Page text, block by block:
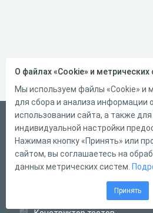
Русский
Справка
Форма обратной связи
О файлах «Cookie» и метрических
Мы используем файлы «Cookie» и
для сбора и анализа информации
использовании сайта, а также
индивидуальной настройки
Нажимая кнопку «Принять» или
сайтом, вы соглашаетесь на
данных метрических систем.
Принять